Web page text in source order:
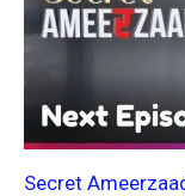
Secret